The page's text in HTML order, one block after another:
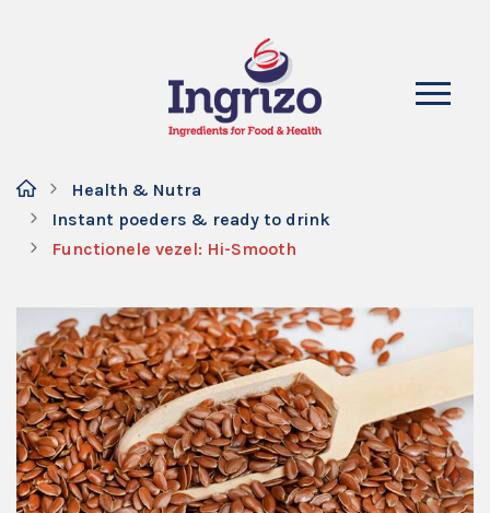
Health & Nutra
Instant poeders & ready to drink
Functionele vezel: Hi-Smooth